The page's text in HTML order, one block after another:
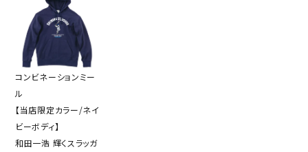
コンビネーションミー
ル
【当店限定カラー/ネイ
ビーボディ】
和田一浩 輝くスラッガ